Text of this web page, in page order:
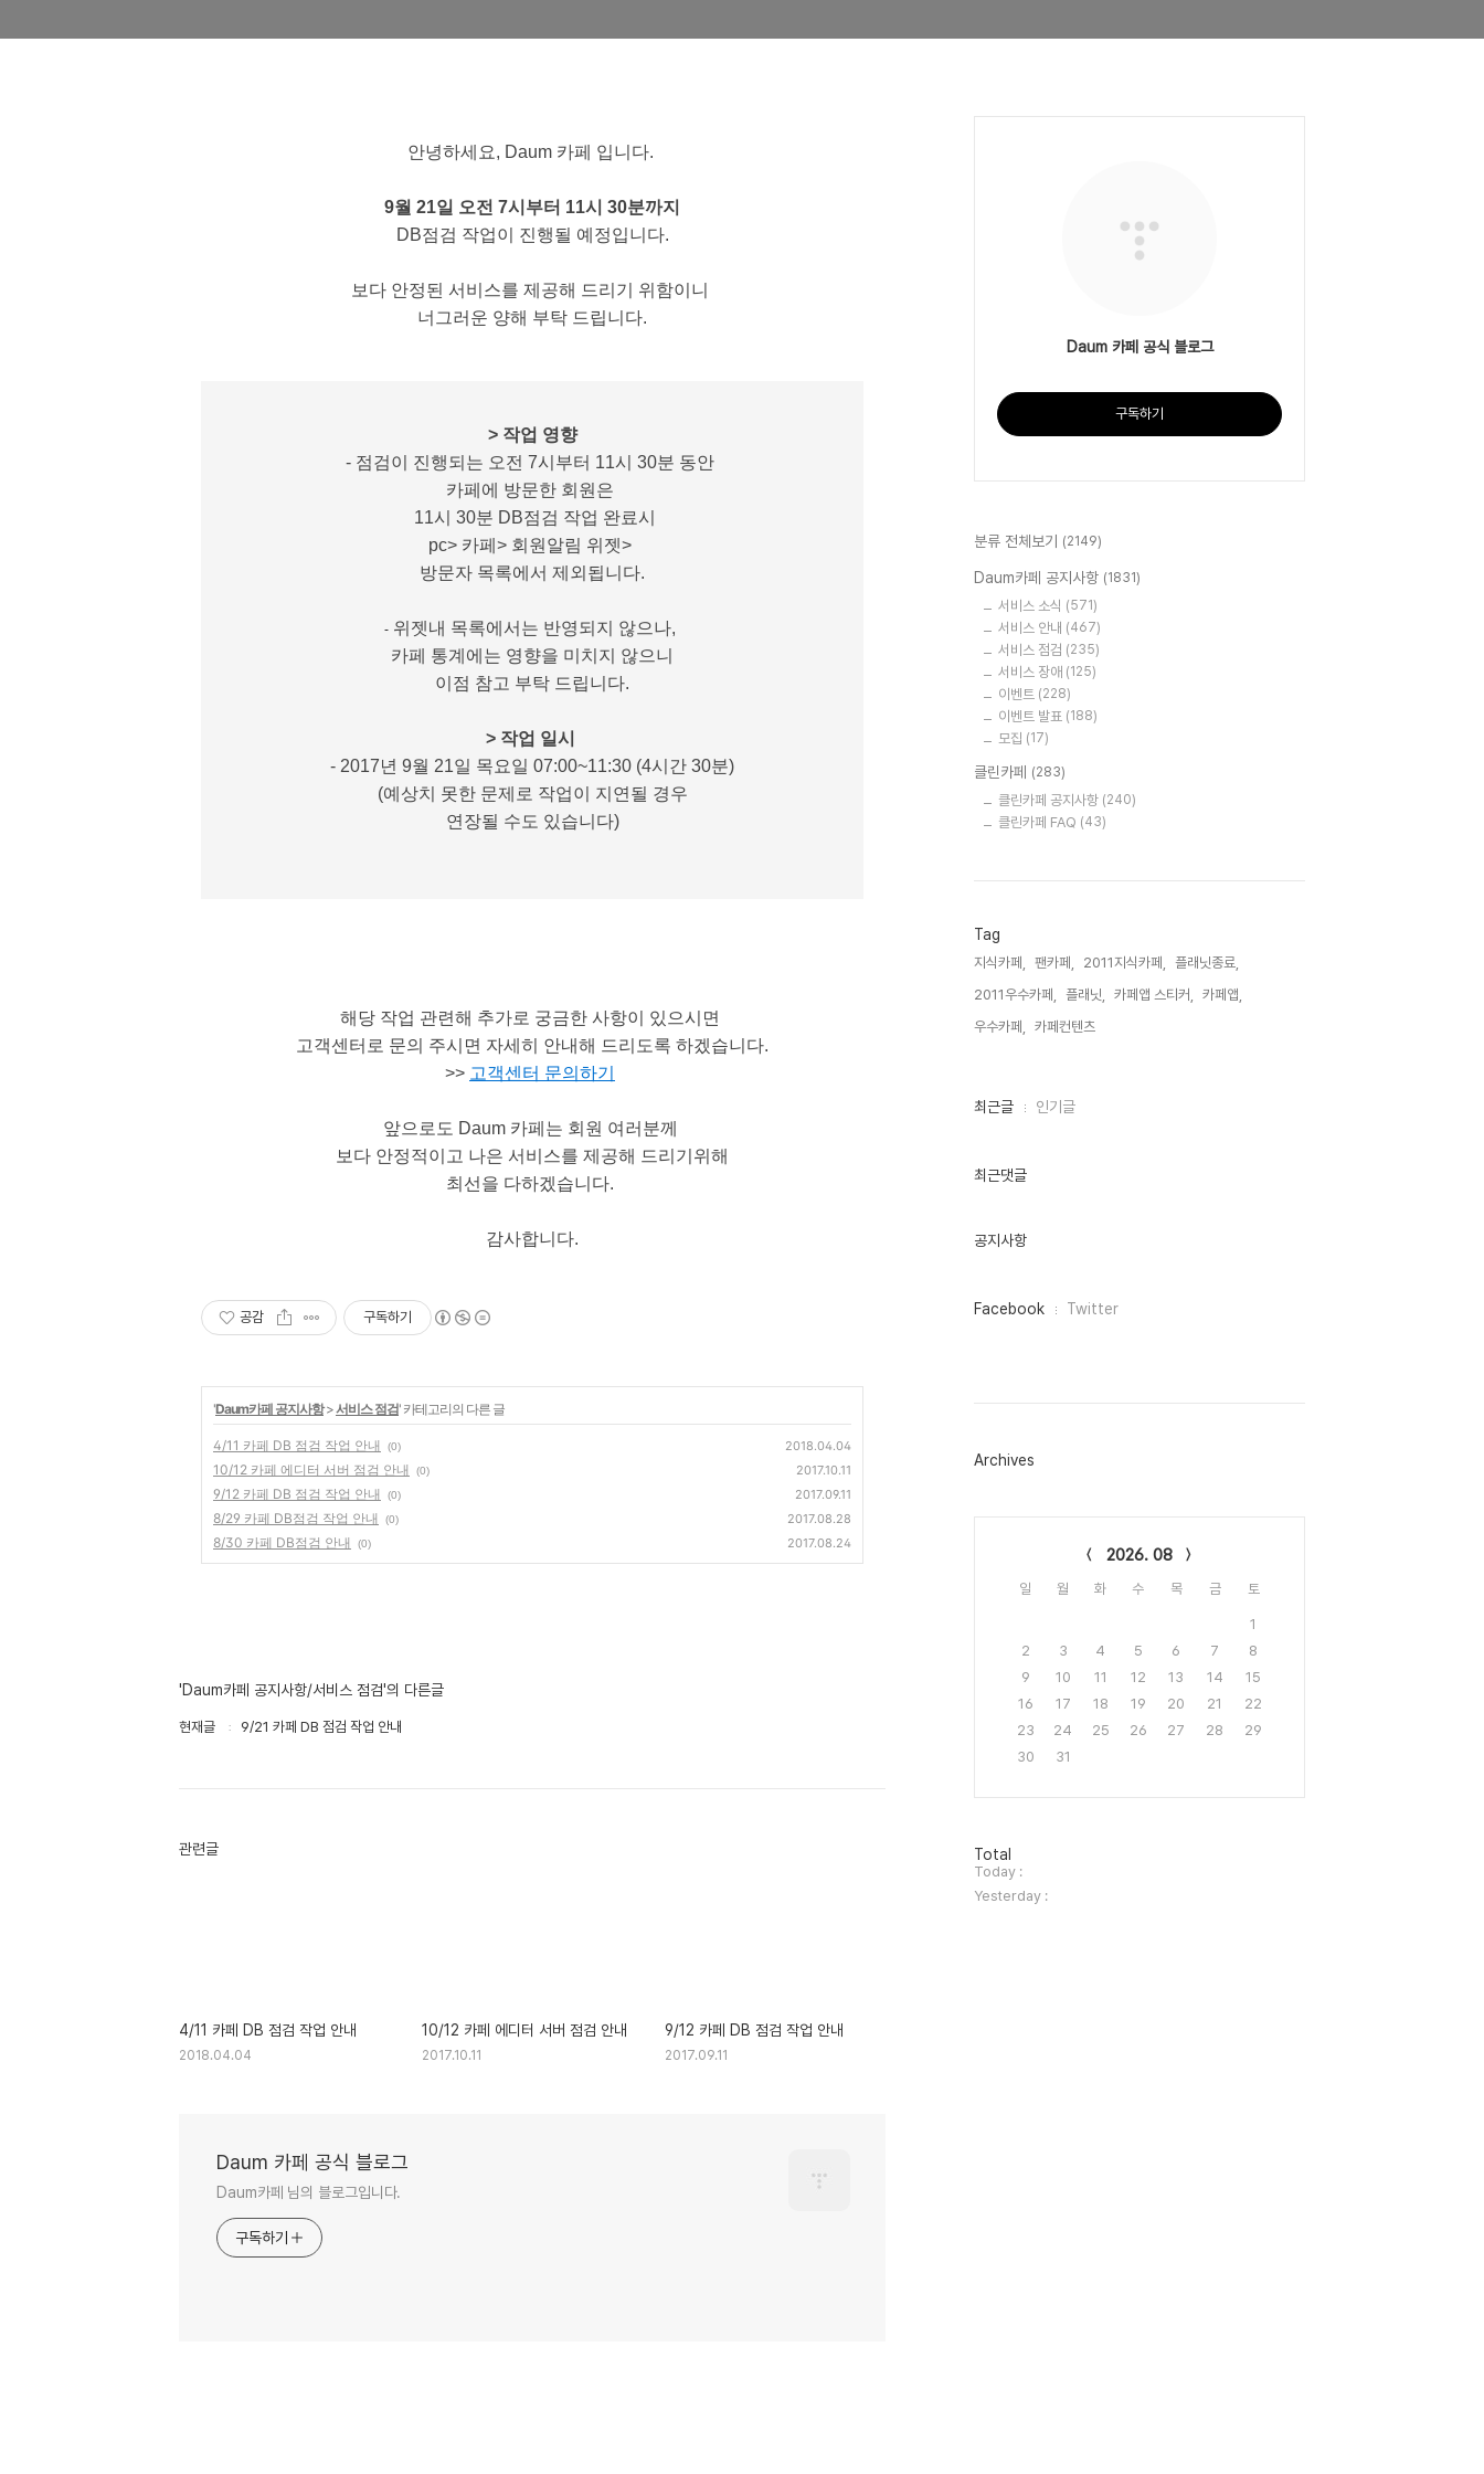
안녕하세요, Daum 카페 입니다.
9월 21일 오전 7시부터 11시 30분까지
DB점검 작업이 진행될 예정입니다.
보다 안정된 서비스를 제공해 드리기 위함이니
너그러운 양해 부탁 드립니다.
> 작업 영향
- 점검이 진행되는 오전 7시부터 11시 30분 동안
카페에 방문한 회원은
11시 30분 DB점검 작업 완료시
pc> 카페> 회원알림 위젯>
방문자 목록에서 제외됩니다.
- 위젯내 목록에서는 반영되지 않으나,
카페 통계에는 영향을 미치지 않으니
이점 참고 부탁 드립니다.
> 작업 일시
- 2017년 9월 21일 목요일 07:00~11:30 (4시간 30분)
(예상치 못한 문제로 작업이 지연될 경우
연장될 수도 있습니다)
해당 작업 관련해 추가로 궁금한 사항이 있으시면
고객센터로 문의 주시면 자세히 안내해 드리도록 하겠습니다.
>> 고객센터 문의하기
앞으로도 Daum 카페는 회원 여러분께
보다 안정적이고 나은 서비스를 제공해 드리기위해
최선을 다하겠습니다.
감사합니다.
공감 구독하기
'Daum카페 공지사항>서비스 점검' 카테고리의 다른 글
4/11 카페 DB 점검 작업 안내 (0) 2018.04.04
10/12 카페 에디터 서버 점검 안내 (0) 2017.10.11
9/12 카페 DB 점검 작업 안내 (0) 2017.09.11
8/29 카페 DB점검 작업 안내 (0) 2017.08.28
8/30 카페 DB점검 안내 (0) 2017.08.24
'Daum카페 공지사항/서비스 점검'의 다른글
현재글 9/21 카페 DB 점검 작업 안내
관련글
4/11 카페 DB 점검 작업 안내
2018.04.04
10/12 카페 에디터 서버 점검 안내
2017.10.11
9/12 카페 DB 점검 작업 안내
2017.09.11
Daum 카페 공식 블로그
Daum카페 님의 블로그입니다.
구독하기
Daum 카페 공식 블로그
구독하기
분류 전체보기 (2149)
Daum카페 공지사항 (1831)
서비스 소식 (571)
서비스 안내 (467)
서비스 점검 (235)
서비스 장애 (125)
이벤트 (228)
이벤트 발표 (188)
모집 (17)
클린카페 (283)
클린카페 공지사항 (240)
클린카페 FAQ (43)
Tag
지식카페, 팬카페, 2011지식카페,
플래닛종료,
2011우수카페,
플래닛, 카페앱 스티커,
카페앱,
우수카페,
카페컨텐츠,
최
인
최근글 인기글
최근댓글
공지사항
페
그
Facebook Twitter
Archives
2026. 08
일 월 화 수 목 금 토
1
2
3 4 5 6 7
8
9
10 11 12 13 14
15
16
17 18 19 20 21
22
23
24 25 26 27 28
29
30
31
방
문
자
수
Total
Today :
Yesterday :